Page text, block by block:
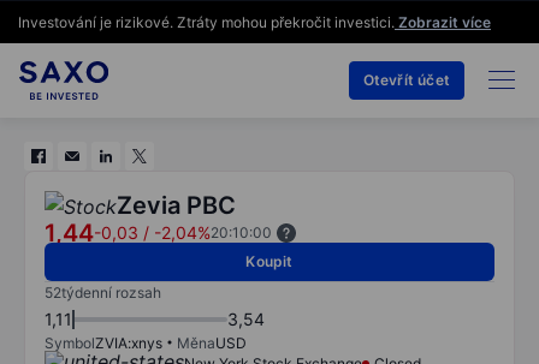
Investování je rizikové. Ztráty mohou překročit investici. Zobrazit více
Otevřít účet
Zevia PBC
1,44-0,03 / -2,04%20:10:00
Koupit
52týdenní rozsah
1,11 3,54
SymbolZVIA:xnys MěnaUSD